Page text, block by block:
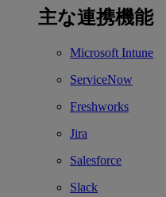
主な連携機能
Microsoft Intune
ServiceNow
Freshworks
Jira
Salesforce
Slack